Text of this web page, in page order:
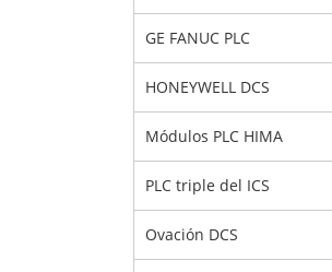
GE FANUC PLC
HONEYWELL DCS
Módulos PLC HIMA
PLC triple del ICS
Ovación DCS